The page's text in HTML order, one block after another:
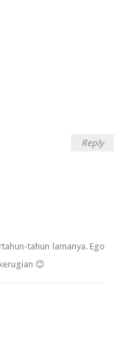
Reply
tahun lamanya. Ego
😊